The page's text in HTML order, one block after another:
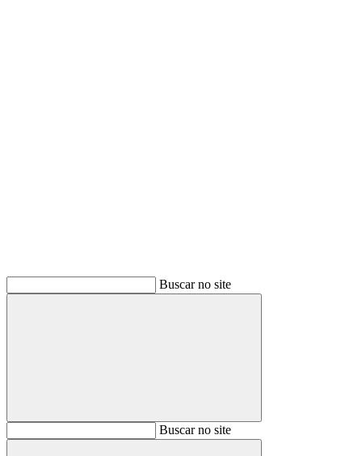
Buscar no site
BuscarBuscar no site